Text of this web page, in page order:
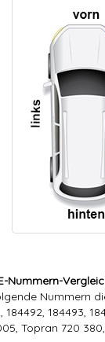
Nummern-
Nummern
184492, 184493,
Topran 720